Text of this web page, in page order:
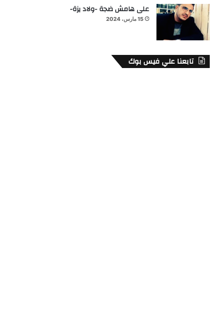
على هامش ضجة -ولاد يزة-
15 مارس، 2024
تابعنا علي فيس بوك